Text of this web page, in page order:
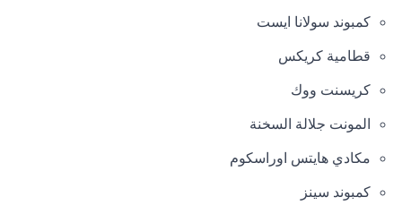
كمبوند سولانا ايست
قطامية كريكس
كريسنت ووك
المونت جلالة السخنة
مكادي هايتس اوراسكوم
كمبوند سينز